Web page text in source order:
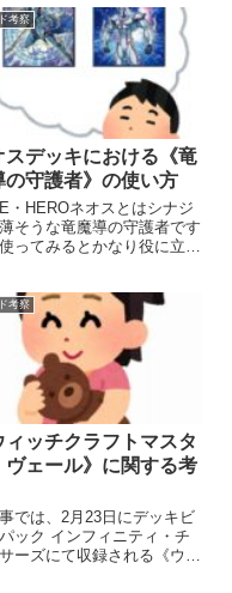
考察
スデッキにおける《竜
の守護者》の使い方
・HEROネオスとはシナジ
そうな竜魔導の守護者です
ってみるとかなり役に立ち
り強化してくれるのかをまと
した。 竜魔導の守護者を使
なして、ネオスデッキでより
いデュエルをしましょう。
考察
ィッチクラフトマスタ
ヴェール》に関する考
では、2月23日にデッキビ
ック インフィニティ・チ
ーズにて収録される《ウィ